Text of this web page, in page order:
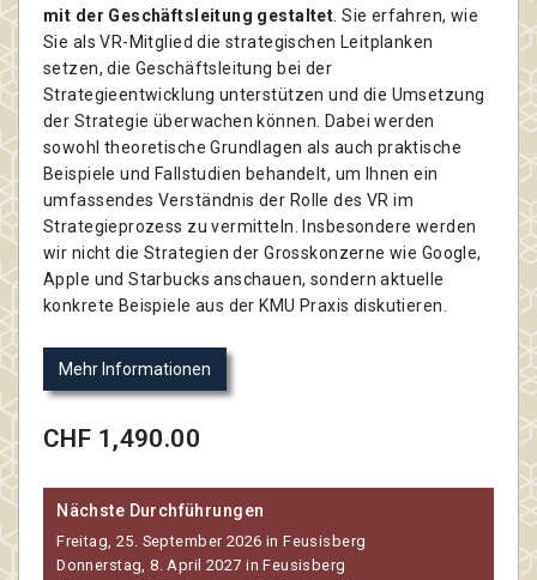
mit der Geschäftsleitung gestaltet . Sie erfahren, wie
Sie als VR-Mitglied die strategischen Leitplanken
setzen, die Geschäftsleitung bei der
Strategieentwicklung unterstützen und die Umsetzung
der Strategie überwachen können. Dabei werden
sowohl theoretische Grundlagen als auch praktische
Beispiele und Fallstudien behandelt, um Ihnen ein
umfassendes Verständnis der Rolle des VR im
Strategieprozess zu vermitteln. Insbesondere werden
wir nicht die Strategien der Grosskonzerne wie Google,
Apple und Starbucks anschauen, sondern aktuelle
konkrete Beispiele aus der KMU Praxis diskutieren.
Mehr Informationen
CHF 1,490.00
Nächste Durchführungen
Freitag, 25. September 2026 in Feusisberg
Donnerstag, 8. April 2027 in Feusisberg